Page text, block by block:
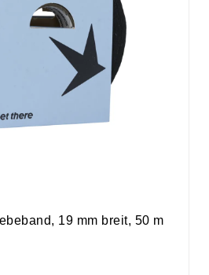
19 mm breit, 50 m